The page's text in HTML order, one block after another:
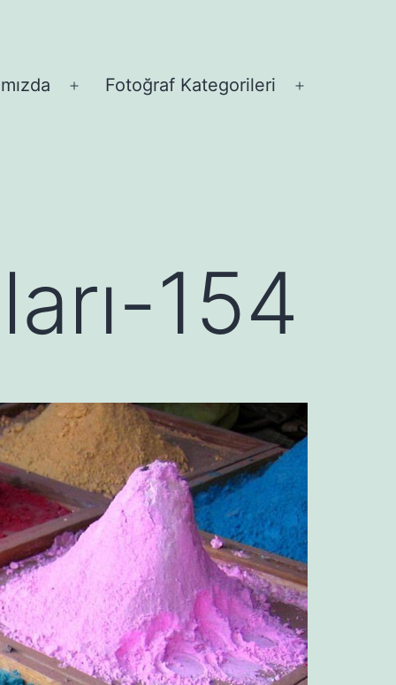
Menüyü
Fotoğraf Kategorileri
154